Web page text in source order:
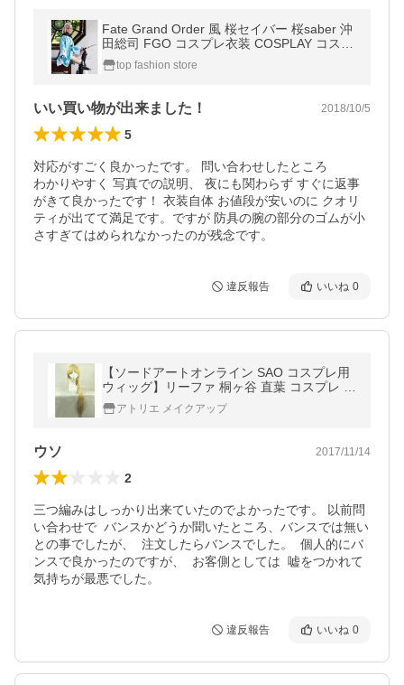
Fate Grand Order 風 桜セイバー 桜saber 沖
田総司 FGO コスプレ衣装 COSPLAY コスチ
ューム イベント 仮装 変装 ウィッグ追加可
top fashion store
いい買い物が出来ました！ 2018/10/5
5
対応がすごく良かったです。 問い合わせしたところ
わかりやすく 写真での説明、 夜にも関わらず すぐに返事
がきて良かったです！ 衣装自体 お値段が安いのに クオリ
ティが出てて満足です。ですが 防具の腕の部分のゴムが小
さすぎてはめられなかったのが残念です。
違反報告 いいね 0
【ソードアートオンライン SAO コスプレ用
ウィッグ】リーファ 桐ヶ谷 直葉 コスプレ ア
ニメ マンガ ゲーム コスプレ用品 cosplay
アトリエ メイクアップ
ウソ 2017/11/14
2
三つ編みはしっかり出来ていたのでよかったです。 以前問
い合わせで  バンスかどうか聞いたところ、バンスでは無い
との事でしたが、  注文したらバンスでした。  個人的にバ
ンスで良かったのですが、  お客側としては  嘘をつかれて
気持ちが最悪でした。
違反報告 いいね 0